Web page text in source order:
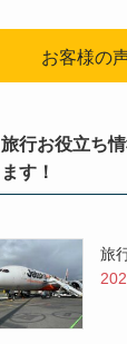
お客様の
旅行お役立ち
ます！
旅